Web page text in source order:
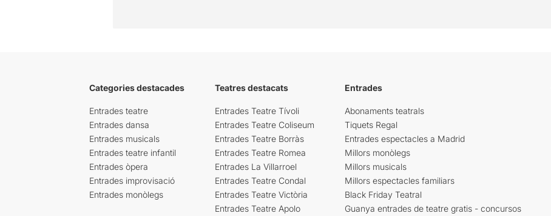
Categories destacades
Entrades teatre
Entrades dansa
Entrades musicals
Entrades teatre infantil
Entrades òpera
Entrades improvisació
Entrades monòlegs
Teatres destacats
Entrades Teatre Tívoli
Entrades Teatre Coliseum
Entrades Teatre Borràs
Entrades Teatre Romea
Entrades La Villarroel
Entrades Teatre Condal
Entrades Teatre Victòria
Entrades Teatre Apolo
Entrades
Abonaments teatrals
Tiquets Regal
Entrades espectacles a Madrid
Millors monòlegs
Millors musicals
Millors espectacles familiars
Black Friday Teatral
Guanya entrades de teatre gratis - concursos